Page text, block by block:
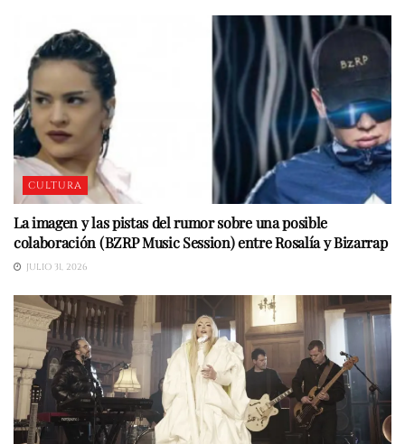
CULTURA
La imagen y las pistas del rumor sobre una posible
colaboración (BZRP Music Session) entre Rosalía y Bizarrap
JULIO 31, 2026